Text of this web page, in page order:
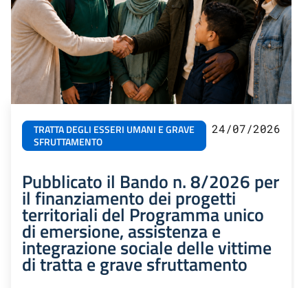
TRATTA DEGLI ESSERI UMANI E GRAVE
SFRUTTAMENTO
24/07/2026
Pubblicato il Bando n. 8/2026 per
il finanziamento dei progetti
territoriali del Programma unico
di emersione, assistenza e
integrazione sociale delle vittime
di tratta e grave sfruttamento